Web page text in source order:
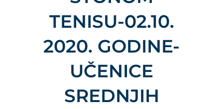
TENISU-02.10.
2020. GODINE-
UČENICE
SREDNJIH